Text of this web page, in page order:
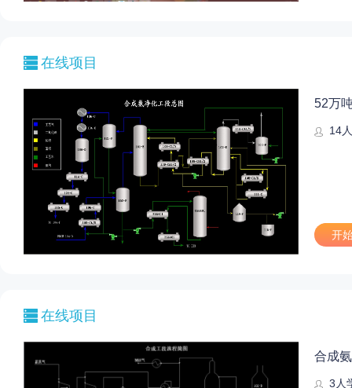
在线项目
52万
14
开
在线项目
合成
3 人